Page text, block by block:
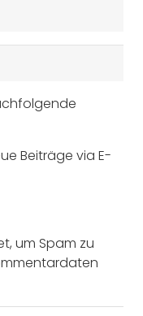
Beiträge via E-
um Spam zu